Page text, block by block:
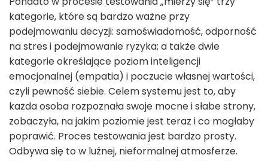
kategorie, które są bardzo ważne przy
podejmowaniu decyzji: samoświadomość, odporność
na stres i podejmowanie ryzyka; a także dwie
kategorie określające poziom inteligencji
emocjonalnej (empatia) i poczucie własnej wartości,
czyli pewność siebie. Celem systemu jest to, aby
każda osoba rozpoznała swoje mocne i słabe strony,
zobaczyła, na jakim poziomie jest teraz i co mogłaby
poprawić. Proces testowania jest bardzo prosty.
Odbywa się to w luźnej, nieformalnej atmosferze.